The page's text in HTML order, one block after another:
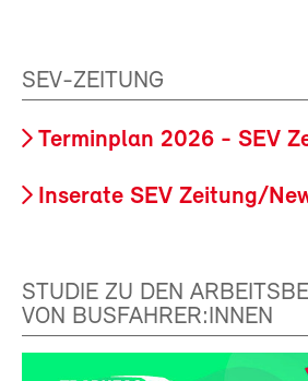
SEV-ZEITUNG
Terminplan 2026 - SEV
Inserate SEV Zeitung/
STUDIE ZU DEN
VON BUSFAHRER:INNEN